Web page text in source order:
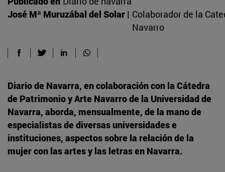
José Mª Muruzábal del Solar | Colaborador de la
Navarro
Diario de Navarra, en colaboración con la Cátedra
de Patrimonio y Arte Navarro de la Universidad de
Navarra, aborda, mensualmente, de la mano de
especialistas de diversas universidades e
instituciones, aspectos sobre la relación de la
mujer con las artes y las letras en Navarra.